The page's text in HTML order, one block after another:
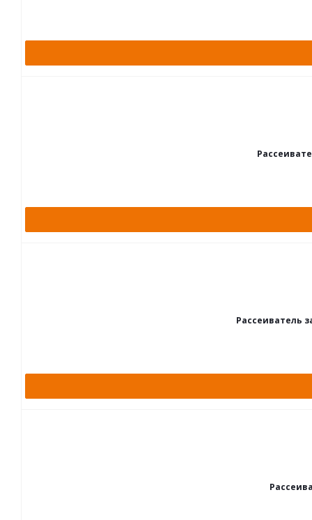
Рассеиватель